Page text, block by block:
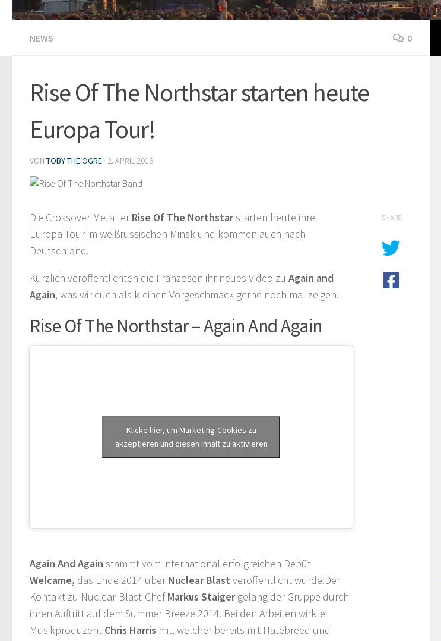
NEWS 0
Rise Of The Northstar starten heute
Europa Tour!
VON TOBY THE OGRE · 2. APRIL 2016
Die Crossover MetallerRise Of The Northstarstarten heute ihre
Europa-Tour im weißrussischen Minsk und kommen auch nach
Deutschland.
Kürzlich veröffentlichten die Franzosen ihr neues Video zu Again and
Again, was wir euch als kleinen Vorgeschmack gerne noch mal zeigen.
Rise Of The Northstar – Again And Again
Klicke hier, um Marketing-Cookies zu
akzeptieren und diesen Inhalt zu aktivieren
Again And Again stammt vom international erfolgreichen Debüt
Welcame, das Ende 2014 überNuclear Blast veröffentlicht wurde.Der
Kontakt zu Nuclear-Blast-ChefMarkus Staigergelang der Gruppe durch
ihren Auftritt auf dem Summer Breeze 2014. Bei den Arbeiten wirkte
Musikproduzent Chris Harris mit, welcher bereits mit Hatebreed und
SHARE